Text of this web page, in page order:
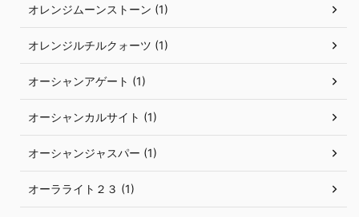
オレンジムーンストーン (1)
オレンジルチルクォーツ (1)
オーシャンアゲート (1)
オーシャンカルサイト (1)
オーシャンジャスパー (1)
オーラライト２３ (1)